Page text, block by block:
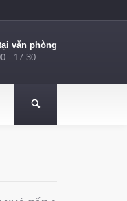
văn phòng
- 17:30